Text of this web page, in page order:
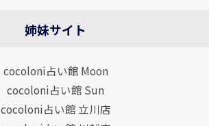
姉妹サイト
cocoloni占い館 Moon
cocoloni占い館 Sun
cocoloni占い館 立川店